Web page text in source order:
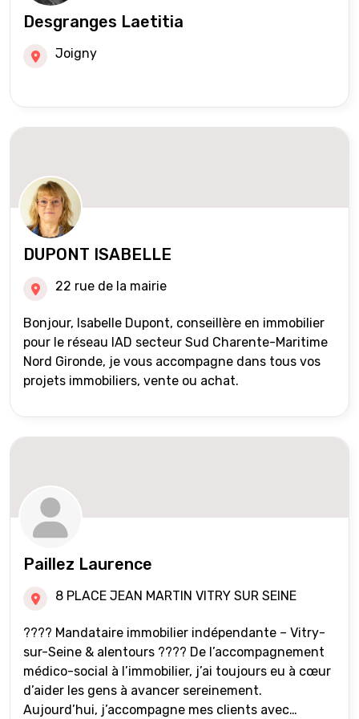
Desgranges Laetitia
Joigny
DUPONT ISABELLE
22 rue de la mairie
Bonjour, Isabelle Dupont, conseillère en immobilier
pour le réseau IAD secteur Sud Charente-Maritime
Nord Gironde, je vous accompagne dans tous vos
projets immobiliers, vente ou achat.
Paillez Laurence
8 PLACE JEAN MARTIN VITRY SUR SEINE
???? Mandataire immobilier indépendante – Vitry-
sur-Seine & alentours ???? De l’accompagnement
médico-social à l’immobilier, j’ai toujours eu à cœur
d’aider les gens à avancer sereinement.
Aujourd’hui, j’accompagne mes clients avec